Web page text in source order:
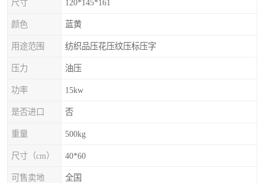
尺寸 120*145*161
颜色 蓝黄
用途范围 纺织品压花压纹压标压字
压力 油压
功率 15kw
是否进口 否
重量 500kg
尺寸（cm） 40*60
可售卖地 全国